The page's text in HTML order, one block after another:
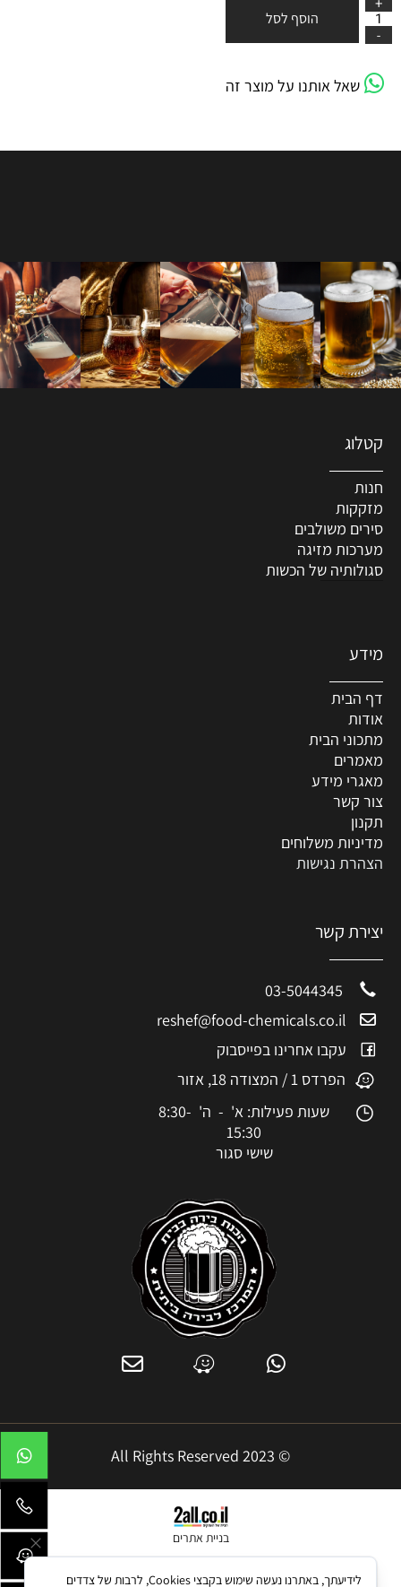
הוסף לסל
שאל אותנו על מוצר זה
קטלוג
חנות
מזקקות
סירים משולבים
מערכות מזיגה
סגולותיה של הכשות
מידע
דף הבית
אודות
מתכוני הבית
מאמרים
מאגרי מידע
צור קשר
תקנון
מדיניות משלוחים
הצהרת נגישות
יצירת קשר
reshef@food-chemicals.co.il
עקבו אחרינו בפייסבוק
הפרדס 1 / המצודה 18, אזור
שעות פעילות: א' - ה' 8:30-
15:30
שישי סגור
© 2023 All Rights Reserved
בניית אתרים
לידיעתך, באתרנו נעשה שימוש בקבצי Cookies, לרבות של צדדים